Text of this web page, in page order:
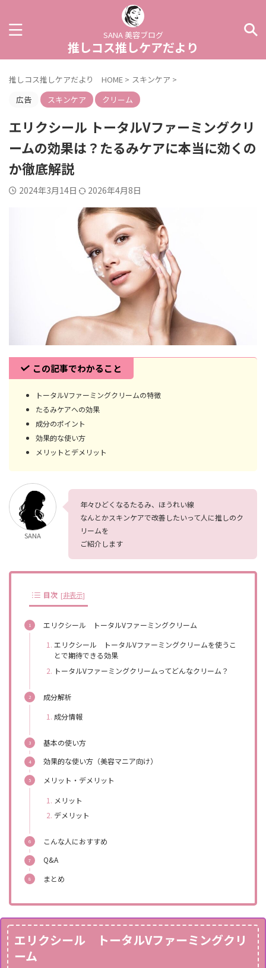
SANA 美容ブログ
推しコス推しケアだより
推しコス推しケアだより HOME > スキンケア >
広告
スキンケア クリーム
エリクシール トータルVファーミングクリ
ームの効果は？たるみケアに本当に効くの
か徹底解説
2024年3月14日 2026年4月8日
この記事でわかること
トータルVファーミングクリームの特徴
たるみケアへの効果
成分のポイント
効果的な使い方
メリットとデメリット
SANA
年々ひどくなるたるみ、ほうれい線
なんとかスキンケアで改善したいって人に推しのク
リームを
ご紹介します
目次 [非表示]
エリクシール トータルVファーミングクリーム
エリクシール トータルVファーミングクリームを使うこ
とで期待できる効果
トータルVファーミングクリームってどんなクリーム？
成分解析
成分情報
基本の使い方
効果的な使い方（美容マニア向け）
メリット・デメリット
メリット
デメリット
こんな人におすすめ
Q&A
まとめ
エリクシール トータルVファーミングクリ
ーム